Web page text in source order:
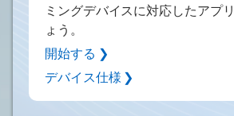
ミングデバイスに対応したアプ
ょう。
開始する ❯
デバイス仕様 ❯